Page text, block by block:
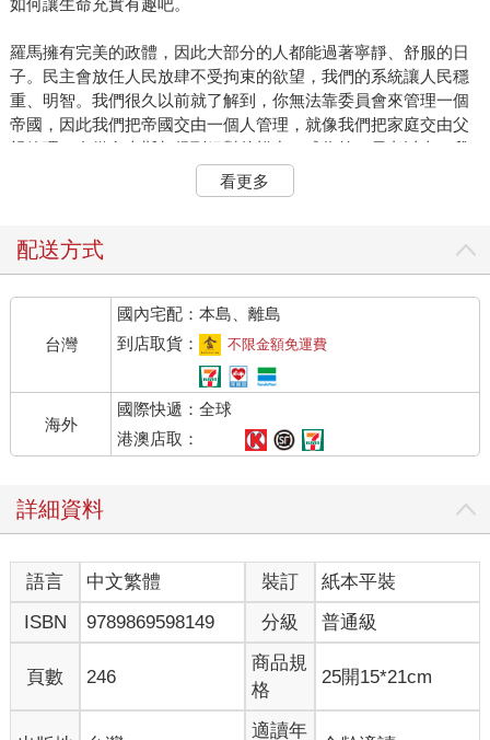
如何讓生命充實有趣吧。
羅馬擁有完美的政體，因此大部分的人都能過著寧靜、舒服的日
子。民主會放任人民放肆不受拘束的欲望，我們的系統讓人民穩
重、明智。我們很久以前就了解到，你無法靠委員會來管理一個
帝國，因此我們把帝國交由一個人管理，就像我們把家庭交由父
親管理。自從奧古斯都得到絕對的權力，成為第一元老以來，我
們政府就成為正義與效率的典範，從來沒有一個民族像羅馬人在
皇帝統治下這樣繁榮興旺。
羅馬這樣的國家由最優秀的人掌管，因此羅馬公民當然是最幸福
的職責是警覺地保衛他們。人民知道更優秀的人在維護他們的利
益，所以很安心。我身為元老，正是最優秀的人。我不需要工
作，因此生活閒適。然而，我幾乎比所有人都忙碌。我在公眾的
目光下謹言慎行。我待在議事廣場，而且向各種想向我陳情的人
敞開我別墅的大門。沒事做的時候，我也會刻意做點事，而且讓
人看到我有在做事。我閒適的人生根本稱不上悠哉。而你沒有那
樣的煩惱。你可以放輕鬆，享受偉大的羅馬城提供的各式休閒活
動。
一個異邦人問皇帝為什麼他每天泡一次澡，據說皇帝回答：「因
為我沒時間泡兩次澡。」我由衷同意。如果你造訪過富麗堂皇的
皇家浴場，你也會有同感。以提特斯（Titus）的浴場為例，那裡
的入口高大，樓梯寬大而平緩——以免爬樓梯太累人。接著進入
非常寬敞的大廳，有一大塊地方讓奴隸和其他隨從等他們主人泡
澡。這大廳左邊是明亮雅緻的包廂，可以用來接待重要訪客。那
之後是兩間寬敞的更衣室，後方是另一個大廳，有三個冷水池。
表面都飾有拉科尼亞的大理石板，白色大理石像擺放的位置恰到
看更多
配送方式
台灣
國內宅配：本島、離島
到店取貨：
不限金額免運費
海外
國際快遞：全球
港澳店取：
詳細資料
語言 中文繁體 裝訂
紙本平裝
ISBN
9789869598149 分級 普通級
頁數 246
商品規
格
25開15*21cm
適讀年